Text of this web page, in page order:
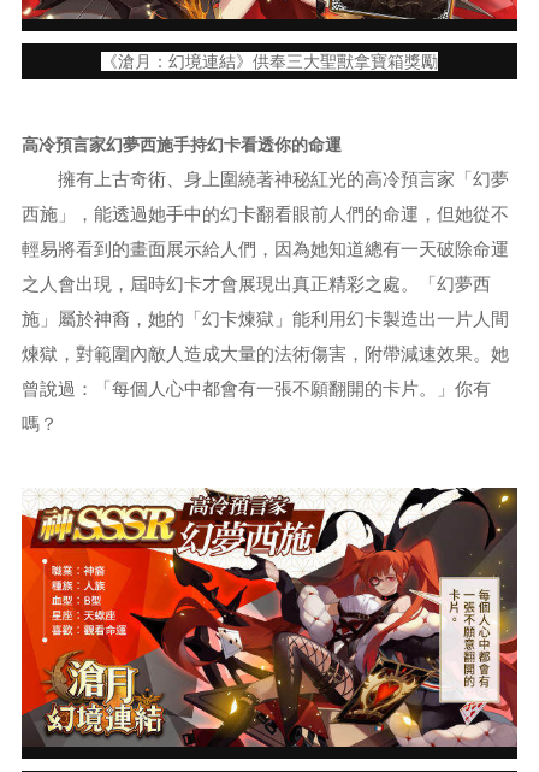
《滄月：幻境連結》供奉三大聖獸拿寶箱獎勵
高冷預言家幻夢西施手持幻卡看透你的命運
擁有上古奇術、身上圍繞著神秘紅光的高冷預言家「幻夢
西施」，能透過她手中的幻卡翻看眼前人們的命運，但她從不
輕易將看到的畫面展示給人們，因為她知道總有一天破除命運
之人會出現，屆時幻卡才會展現出真正精彩之處。「幻夢西
施」屬於神裔，她的「幻卡煉獄」能利用幻卡製造出一片人間
煉獄，對範圍內敵人造成大量的法術傷害，附帶減速效果。她
曾說過：「每個人心中都會有一張不願翻開的卡片。」你有
嗎？